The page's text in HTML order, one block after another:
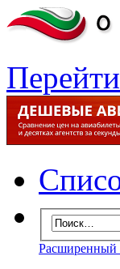
Расширенный